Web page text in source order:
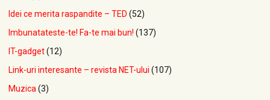
Idei ce merita raspandite – TED (52)
Imbunatateste-te! Fa-te mai bun! (137)
IT-gadget(12)
Link-uri interesante – revista NET-ului (107)
Muzica (3)